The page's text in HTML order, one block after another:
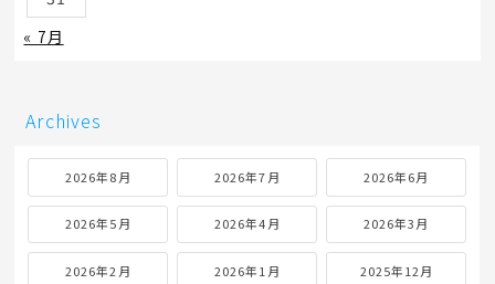
« 7月
Archives
2026年8月 2026年7月 2026年6月
2026年5月 2026年4月 2026年3月
2026年2月 2026年1月 2025年12月